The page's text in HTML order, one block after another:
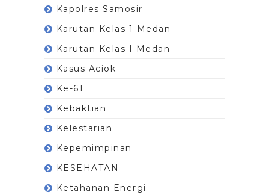
Kapolres Samosir
Karutan Kelas 1 Medan
Karutan Kelas I Medan
Kasus Aciok
Ke-61
Kebaktian
Kelestarian
Kepemimpinan
KESEHATAN
Ketahanan Energi